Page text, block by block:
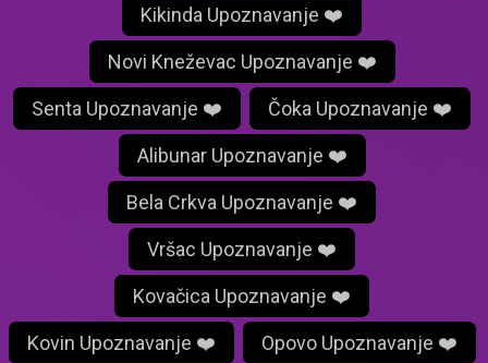
Kikinda Upoznavanje ❤️
Novi Kneževac Upoznavanje ❤️
Senta Upoznavanje ❤️ Čoka Upoznavanje ❤️
Alibunar Upoznavanje ❤️
Bela Crkva Upoznavanje ❤️
Vršac Upoznavanje ❤️
Kovačica Upoznavanje ❤️
Kovin Upoznavanje ❤️ Opovo Upoznavanje ❤️